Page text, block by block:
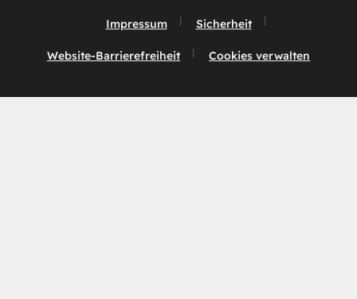
Impressum Sicherheit
Website-Barrierefreiheit Cookies verwalten